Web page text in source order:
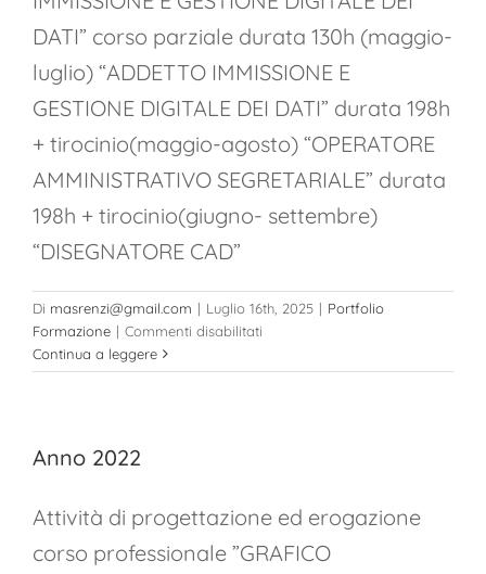
DATI” corso parziale durata 130h (maggio-
luglio) “ADDETTO IMMISSIONE E
GESTIONE DIGITALE DEI DATI” durata 198h
+ tirocinio(maggio-agosto) “OPERATORE
AMMINISTRATIVO SEGRETARIALE” durata
198h + tirocinio(giugno- settembre)
“DISEGNATORE CAD”
Di masrenzi@gmail.com | Luglio 16th, 2025 | Portfolio
Formazione | Commenti disabilitati
2023
Continua a leggere
Anno 2022
Attività di progettazione ed erogazione
corso professionale ”GRAFICO